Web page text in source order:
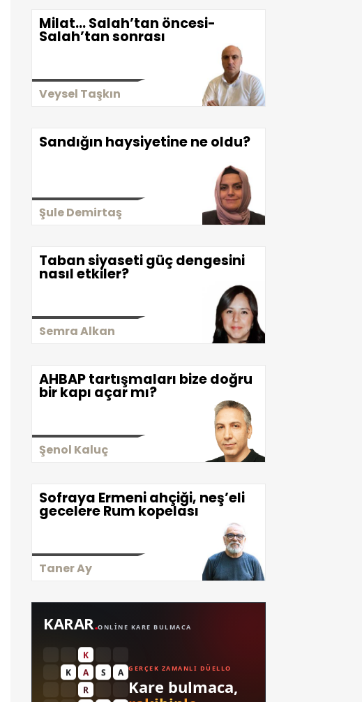
Milat… Salah’tan öncesi-
Salah’tan sonrası
Veysel Taşkın
Sandığın haysiyetine ne oldu?
Şule Demirtaş
Taban siyaseti güç dengesini
nasıl etkiler?
Semra Alkan
AHBAP tartışmaları bize doğru
bir kapı açar mı?
Şenol Kaluç
Sofraya Ermeni ahçiği, neş’eli
gecelere Rum kopelası
Taner Ay